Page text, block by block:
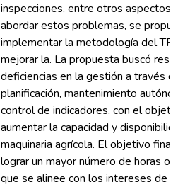
inspecciones, entre otros aspectos.
abordar estos problemas, se
implementar la metodología del
mejorar la. La propuesta buscó
deficiencias en la gestión a través
planificación, mantenimiento
control de indicadores, con el
aumentar la capacidad y
maquinaria agrícola. El objetivo final
lograr un mayor número de horas
que se alinee con los intereses de la